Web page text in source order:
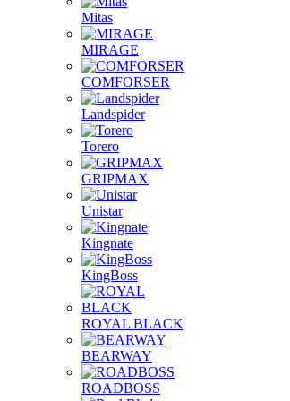
Mitas
MIRAGE
COMFORSER
Landspider
Torero
GRIPMAX
Unistar
Kingnate
KingBoss
ROYAL BLACK
BEARWAY
ROADBOSS